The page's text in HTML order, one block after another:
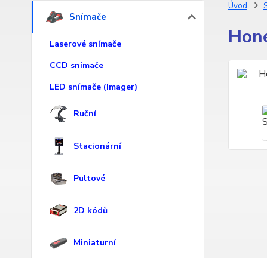
Snímače
Laserové snímače
CCD snímače
LED snímače (Imager)
Ruční
Stacionární
Pultové
2D kódů
Miniaturní
Úvod